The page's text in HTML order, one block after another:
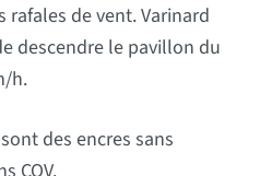
de vent. Varinard
descendre le pavillon du
h.
des encres sans